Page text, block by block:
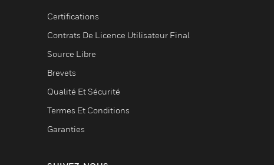
Certifications
Contrats De Licence Utilisateur Final
Source Libre
Brevets
Qualité Et Sécurité
Termes Et Conditions
Garanties